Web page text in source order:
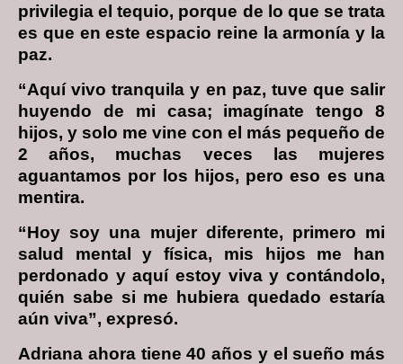
privilegia el tequio, porque de lo que se trata
es que en este espacio reine la armonía y la
paz.
“Aquí vivo tranquila y en paz, tuve que salir
huyendo de mi casa; imagínate tengo 8
hijos, y solo me vine con el más pequeño de
2 años, muchas veces las mujeres
aguantamos por los hijos, pero eso es una
mentira.
“Hoy soy una mujer diferente, primero mi
salud mental y física, mis hijos me han
perdonado y aquí estoy viva y contándolo,
quién sabe si me hubiera quedado estaría
aún viva”, expresó.
Adriana ahora tiene 40 años y el sueño más